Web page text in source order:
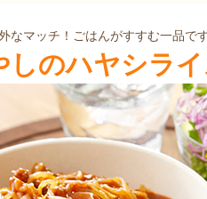
なマッチ！ごはんがすすむ一品で
しのハヤシラ